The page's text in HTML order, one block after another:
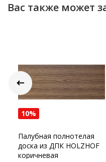
Вас также может
10%
Палубная полнотелая
доска из ДПК HOLZHOF
коричневая